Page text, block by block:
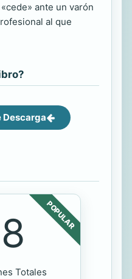
ante un varón
al que
Descarga
POPULAR
Totales